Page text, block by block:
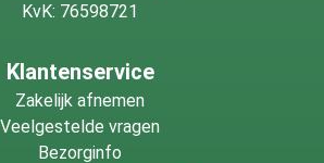
KvK: 76598721
Klantenservice
Zakelijk afnemen
Veelgestelde vragen
Bezorginfo